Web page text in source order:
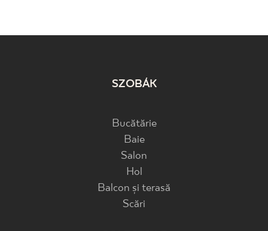
SZOBÁK
Bucătărie
Baie
Salon
Hol
Balcon și terasă
Scări